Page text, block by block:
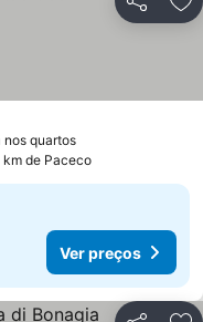
Partilhar
quartos
km de Paceco
Ver preços